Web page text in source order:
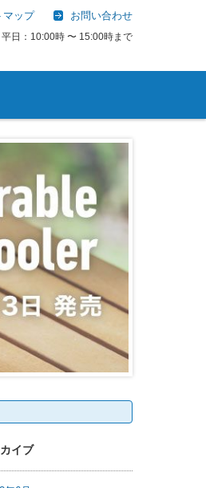
マップ お問い合わせ
平日：10:00時 〜 15:00時まで
イブ